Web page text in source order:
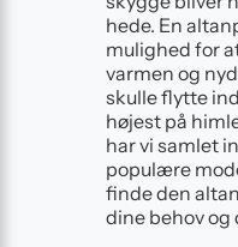
hede. En
mulighed for
varmen og
skulle flytte
højest på
har vi samlet
populære
finde den
dine behov og